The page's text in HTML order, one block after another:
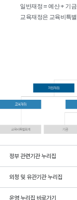
일반재정 = 예산 + 기금
교육재정은 교육비특별
정부 관련기관 누리집
외청 및 유관기관 누리집
운영 누리집 바로가기